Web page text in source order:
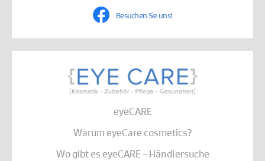
Besuchen Sie uns!
eyeCARE
Warum eyeCare cosmetics?
Wo gibt es eyeCARE – Händlersuche